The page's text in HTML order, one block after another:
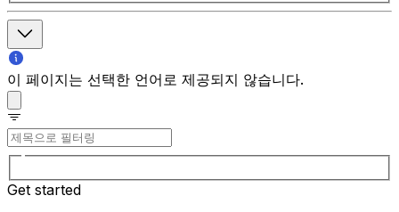
이 페이지는 선택한 언어로 제공되지 않습니다.
Get started